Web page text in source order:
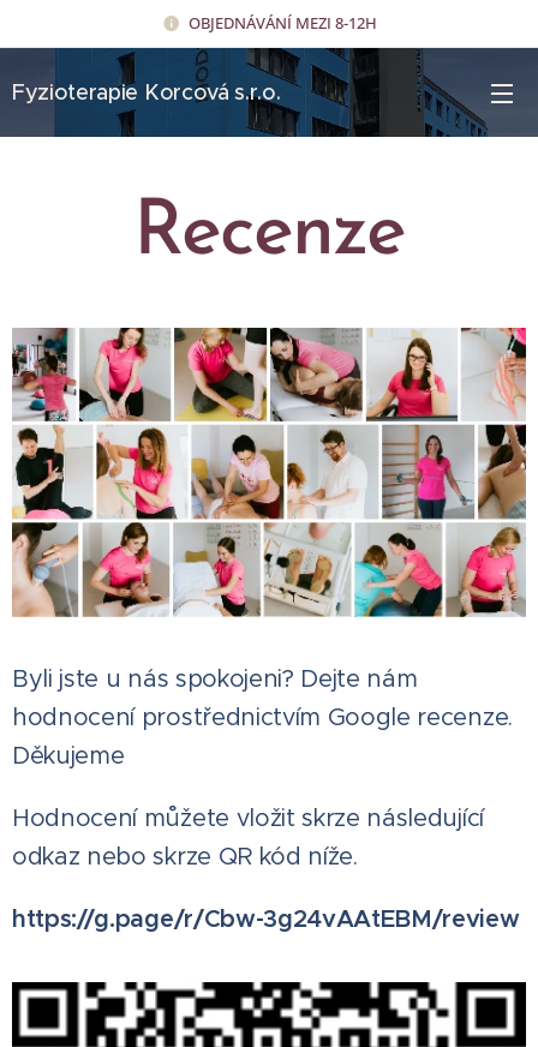
OBJEDNÁVÁNÍ MEZI 8-12H
Fyzioterapie Korcová s.r.o.
Recenze
Byli jste u nás spokojeni? Dejte nám
hodnocení prostřednictvím Google recenze.
Děkujeme
Hodnocení můžete vložit skrze následující
odkaz nebo skrze QR kód níže.
https://g.page/r/Cbw-3g24vAAtEBM/review